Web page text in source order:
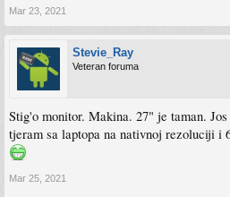
Mar 23, 2021
Stevie_Ray
Veteran foruma
Stig'o monitor. Makina. 27" je taman.
tjeram sa laptopa na nativnoj rezoluciji i
Mar 25, 2021